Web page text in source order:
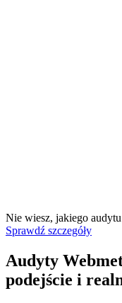
Nie wiesz, jakiego
Sprawdź szczegóły
Audyty
podejście i